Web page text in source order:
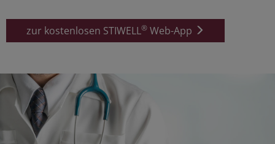
zur kostenlosen STIWELL® Web-App